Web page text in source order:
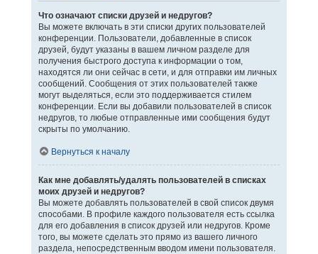
Что означают списки друзей и недругов?
Вы можете включать в эти списки других пользователей
конференции. Пользователи, добавленные в список
друзей, будут указаны в вашем личном разделе для
получения быстрого доступа к информации о том,
находятся ли они сейчас в сети, и для отправки им личных
сообщений. Сообщения от этих пользователей также
могут выделяться, если это поддерживается стилем
конференции. Если вы добавили пользователей в список
недругов, то любые отправленные ими сообщения будут
скрыты по умолчанию.
Вернуться к началу
Как мне добавлять/удалять пользователей в списках
моих друзей и недругов?
Вы можете добавлять пользователей в свой список двумя
способами. В профиле каждого пользователя есть ссылка
для его добавления в список друзей или недругов. Кроме
того, вы можете сделать это прямо из вашего личного
раздела, непосредственным вводом имени пользователя.